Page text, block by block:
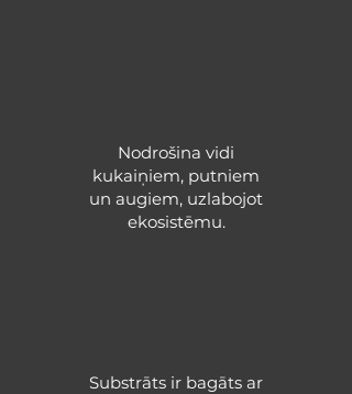
Nodrošina vidi
kukaiņiem, putniem
un augiem, uzlabojot
ekosistēmu.
Substrāts ir bagāts ar